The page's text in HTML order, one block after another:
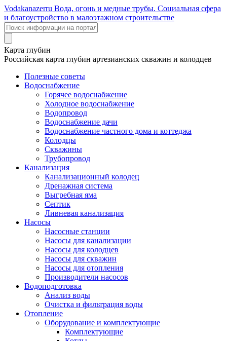
Vodakanazerru Вода, огонь и медные трубы. Социальная сфера
и благоустройство в малоэтажном строительстве
Карта глубин
Российская карта глубин артезианских скважин и колодцев
Полезные советы
Водоснабжение
Горячее водоснабжение
Холодное водоснабжение
Водопровод
Водоснабжение дачи
Водоснабжение частного дома и коттеджа
Колодцы
Скважины
Трубопровод
Канализация
Канализационный колодец
Дренажная система
Выгребная яма
Септик
Ливневая канализация
Насосы
Насосные станции
Насосы для канализации
Насосы для колодцев
Насосы для скважин
Насосы для отопления
Производители насосов
Водоподготовка
Анализ воды
Очистка и фильтрация воды
Отопление
Оборудование и комплектующие
Комплектующие